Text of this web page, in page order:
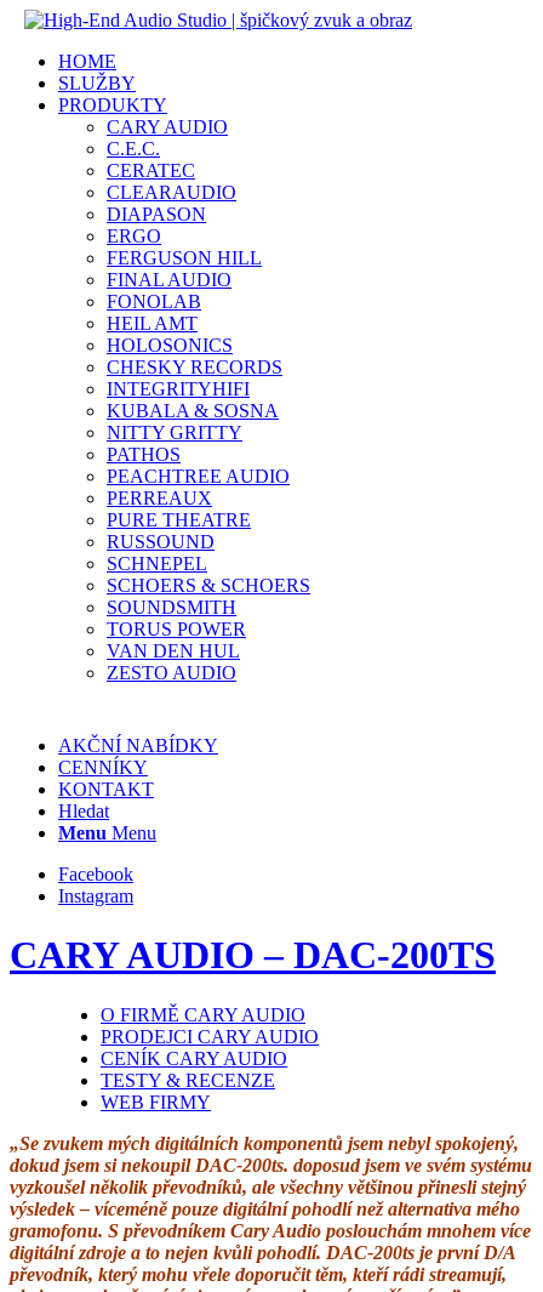
HOME
SLUŽBY
PRODUKTY
CARY AUDIO
C.E.C.
CERATEC
CLEARAUDIO
DIAPASON
ERGO
FERGUSON HILL
FINAL AUDIO
FONOLAB
HEIL AMT
HOLOSONICS
CHESKY RECORDS
INTEGRITYHIFI
KUBALA & SOSNA
NITTY GRITTY
PATHOS
PEACHTREE AUDIO
PERREAUX
PURE THEATRE
RUSSOUND
SCHNEPEL
SCHOERS & SCHOERS
SOUNDSMITH
TORUS POWER
VAN DEN HUL
ZESTO AUDIO
AKČNÍ NABÍDKY
CENNÍKY
KONTAKT
Hledat
Menu Menu
Facebook
Instagram
CARY AUDIO – DAC-200TS
O FIRMĚ CARY AUDIO
PRODEJCI CARY AUDIO
CENÍK CARY AUDIO
TESTY & RECENZE
WEB FIRMY
„Se zvukem mých digitálních komponentů jsem nebyl spokojený,
dokud jsem si nekoupil DAC-200ts. doposud jsem ve svém systému
vyzkoušel několik převodníků, ale všechny většinou přinesli stejný
výsledek – víceméně pouze digitální pohodlí než alternativa mého
gramofonu. S převodníkem Cary Audio poslouchám mnohem více
digitální zdroje a to nejen kvůli pohodlí. DAC-200ts je první D/A
převodník, který mohu vřele doporučit těm, kteří rádi streamují,